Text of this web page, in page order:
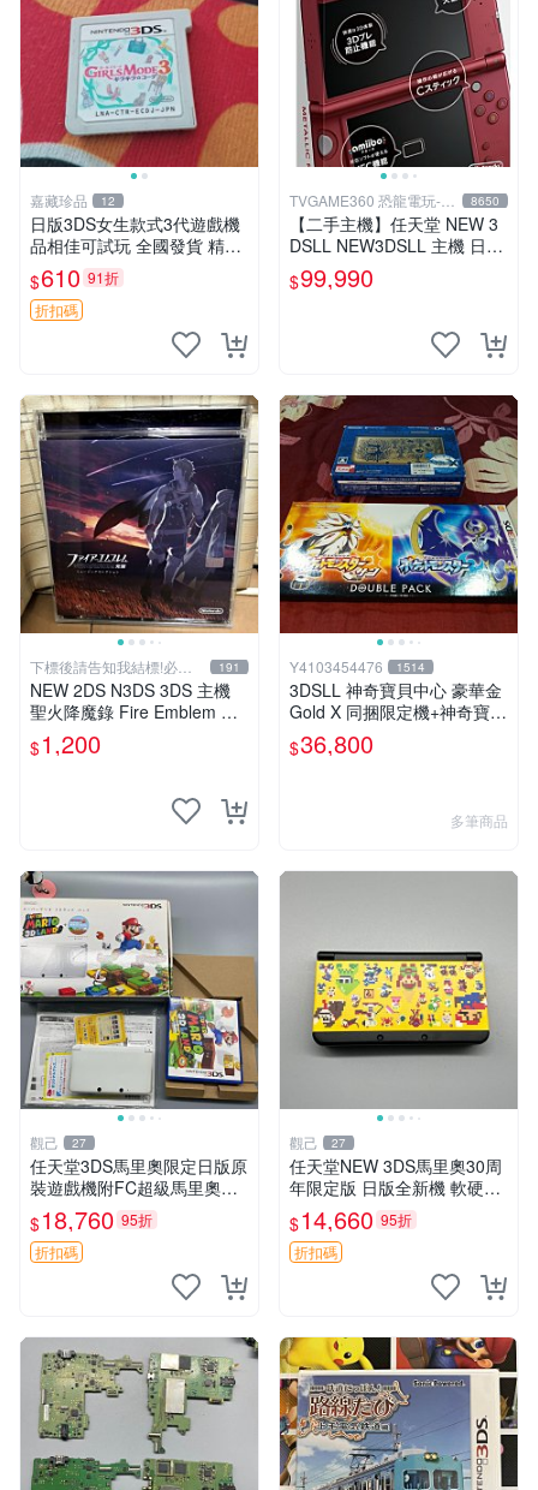
嘉藏珍品 12
日版3DS女生款式3代遊戲機
品相佳可試玩 全國發貨 精選
遊戲機 3DS 女生款 測試機
$610 91折
折扣碼
TVGAME360 恐龍電玩-台
中店
8650
【二手主機】任天堂 NEW 3
DSLL NEW3DSLL 主機 日文
版 日本機 金屬紅 附原廠充電
器【台中恐龍電玩】
$99,990
下標後請告知我結標!必看
關於我
191
NEW 2DS N3DS 3DS 主機
聖火降魔錄 Fire Emblem 覺
醒 音樂CD 原聲精選集 日版
$1,200
Y4103454476 1514
3DSLL 神奇寶貝中心 豪華金
Gold X 同捆限定機+神奇寶貝
太陽月亮同捆版
$36,800
多筆商品
觀己 27
任天堂3DS馬里奧限定日版原
裝遊戲機附FC超級馬里奧全
箱包贈 原系統未破解 98新 成
色優異 功能正常 超級馬里歐
FC 游戲機
$18,760 95折
折扣碼
觀己 27
任天堂NEW 3DS馬里奧30周
年限定版 日版全新機 軟硬體
俱佳 馬里奧限定版 NEW 3D
S 日版未拆封 原廠包裝附送
配件 Nintendo NEW
$14,660 95折
折扣碼